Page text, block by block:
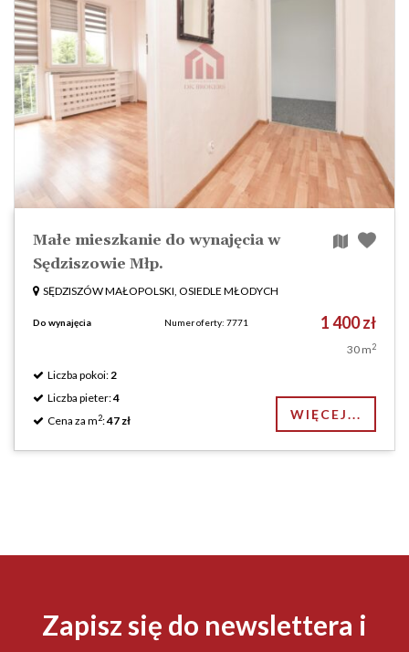
Małe mieszkanie do wynajęcia w
Sędziszowie Młp.
SĘDZISZÓW MAŁOPOLSKI, OSIEDLE MŁODYCH
Do wynajęcia Numer oferty: 7771 1 400 zł
30 m2
Liczba pokoi:2
Liczba pieter:4
Cena za m2:47 zł WIĘCEJ...
Zapisz się do newslettera i